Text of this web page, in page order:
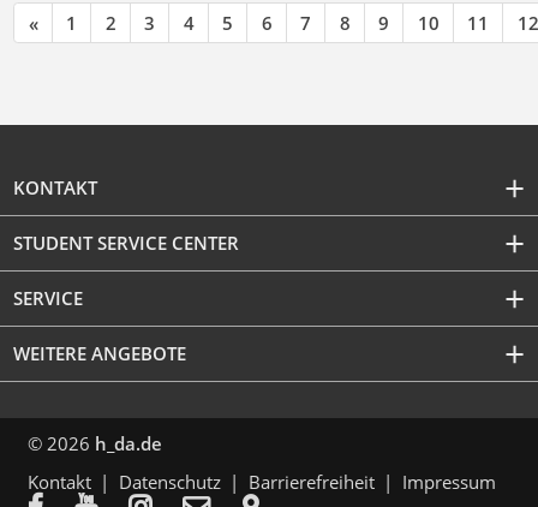
« 1 2 3 4 5 6 7 8 9 10 11 12
KONTAKT
STUDENT SERVICE CENTER
SERVICE
WEITERE ANGEBOTE
© 2026 h_da.de
Kontakt
Datenschutz Barrierefreiheit Impressum